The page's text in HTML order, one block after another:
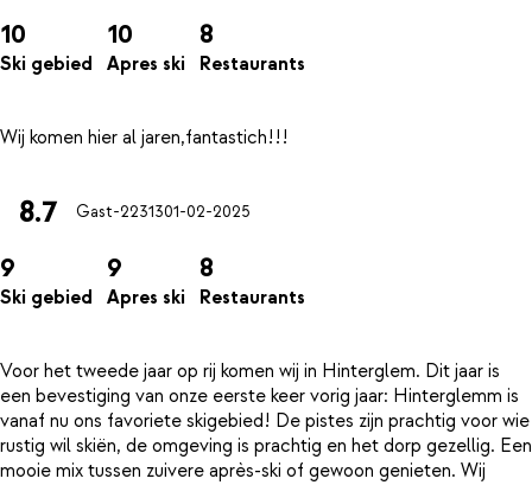
10
Ski gebied
10
Apres ski
8
Restaurants
8.7 Gast-2231301-02-2025
9
Ski gebied
9
Apres ski
8
Restaurants
Voor het tweede jaar op rij komen wij in Hinterglem. Dit jaar is
een bevestiging van onze eerste keer vorig jaar: Hinterglemm is
vanaf nu ons favoriete skigebied! De pistes zijn prachtig voor wie
rustig wil skiën, de omgeving is prachtig en het dorp gezellig. Een
mooie mix tussen zuivere après-ski of gewoon genieten. Wij